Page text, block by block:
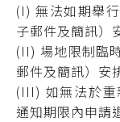
(I) 無法如期舉
子郵件及簡訊）
(II) 場地限制臨
郵件及簡訊）安
(III) 如無法於重
通知期限內申請